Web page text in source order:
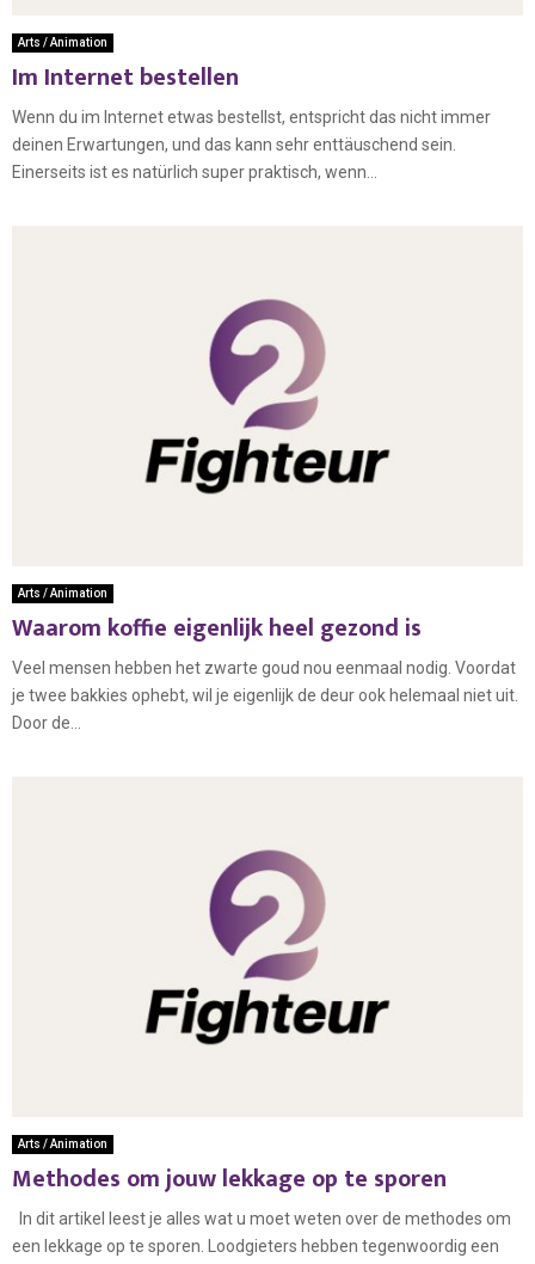
Arts / Animation
Im Internet bestellen
Wenn du im Internet etwas bestellst, entspricht das nicht immer
deinen Erwartungen, und das kann sehr enttäuschend sein.
Einerseits ist es natürlich super praktisch, wenn...
Arts / Animation
Waarom koffie eigenlijk heel gezond is
Veel mensen hebben het zwarte goud nou eenmaal nodig. Voordat
je twee bakkies ophebt, wil je eigenlijk de deur ook helemaal niet uit.
Door de...
Arts / Animation
Methodes om jouw lekkage op te sporen
In dit artikel leest je alles wat u moet weten over de methodes om
een lekkage op te sporen. Loodgieters hebben tegenwoordig een